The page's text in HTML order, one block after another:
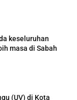
keseluruhan
masa di Sabah
(UV) di Kota